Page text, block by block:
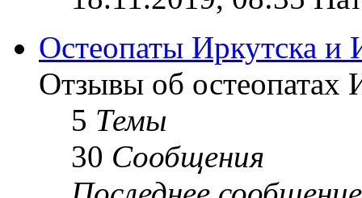
Остеопаты Иркутска и
Отзывы об остеопатах
5 Темы
30 Сообщения